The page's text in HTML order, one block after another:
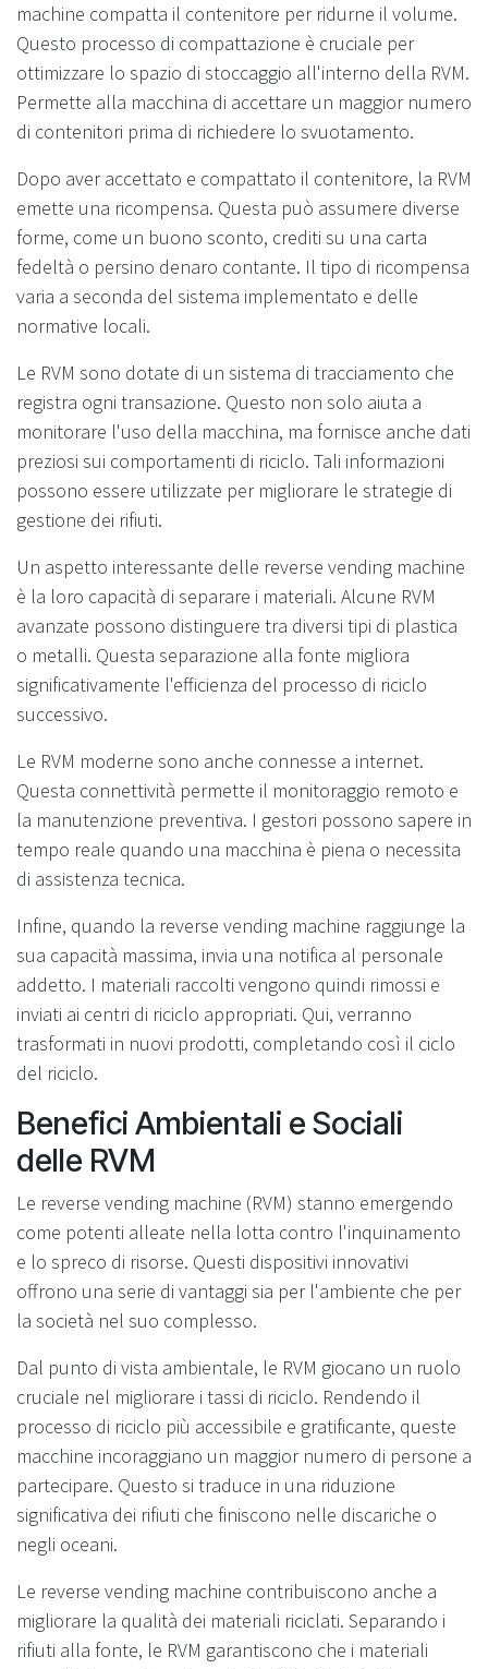
machine compatta il contenitore per ridurne il volume.
Questo processo di compattazione è cruciale per
ottimizzare lo spazio di stoccaggio all'interno della RVM.
Permette alla macchina di accettare un maggior numero
di contenitori prima di richiedere lo svuotamento.
Dopo aver accettato e compattato il contenitore, la RVM
emette una ricompensa. Questa può assumere diverse
forme, come un buono sconto, crediti su una carta
fedeltà o persino denaro contante. Il tipo di ricompensa
varia a seconda del sistema implementato e delle
normative locali.
Le RVM sono dotate di un sistema di tracciamento che
registra ogni transazione. Questo non solo aiuta a
monitorare l'uso della macchina, ma fornisce anche dati
preziosi sui comportamenti di riciclo. Tali informazioni
possono essere utilizzate per migliorare le strategie di
gestione dei rifiuti.
Un aspetto interessante delle reverse vending machine
è la loro capacità di separare i materiali. Alcune RVM
avanzate possono distinguere tra diversi tipi di plastica
o metalli. Questa separazione alla fonte migliora
significativamente l'efficienza del processo di riciclo
successivo.
Le RVM moderne sono anche connesse a internet.
Questa connettività permette il monitoraggio remoto e
la manutenzione preventiva. I gestori possono sapere in
tempo reale quando una macchina è piena o necessita
di assistenza tecnica.
Infine, quando la reverse vending machine raggiunge la
sua capacità massima, invia una notifica al personale
addetto. I materiali raccolti vengono quindi rimossi e
inviati ai centri di riciclo appropriati. Qui, verranno
trasformati in nuovi prodotti, completando così il ciclo
del riciclo.
Benefici Ambientali e Sociali
delle RVM
Le reverse vending machine (RVM) stanno emergendo
come potenti alleate nella lotta contro l'inquinamento
e lo spreco di risorse. Questi dispositivi innovativi
offrono una serie di vantaggi sia per l'ambiente che per
la società nel suo complesso.
Dal punto di vista ambientale, le RVM giocano un ruolo
cruciale nel migliorare i tassi di riciclo. Rendendo il
processo di riciclo più accessibile e gratificante, queste
macchine incoraggiano un maggior numero di persone a
partecipare. Questo si traduce in una riduzione
significativa dei rifiuti che finiscono nelle discariche o
negli oceani.
Le reverse vending machine contribuiscono anche a
migliorare la qualità dei materiali riciclati. Separando i
rifiuti alla fonte, le RVM garantiscono che i materiali